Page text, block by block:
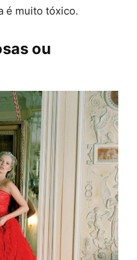
é muito tóxico.
ou